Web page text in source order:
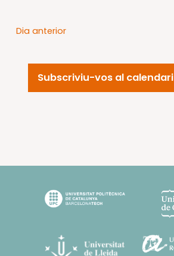
Dia anterior
Subscriviu-vos al calendari